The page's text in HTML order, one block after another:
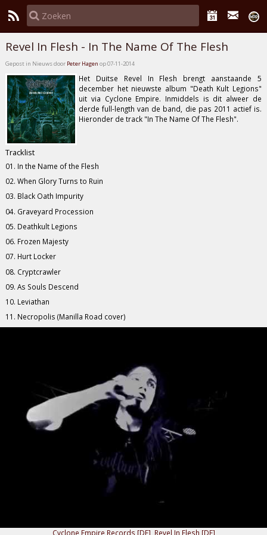
Revel In Flesh - In The Name Of The Flesh
Gepost in Nieuws door Peter Hagen op 07-11-2014
Het Duitse Revel In Flesh brengt aanstaande 5
december het nieuwste album "Death Kult Legions"
uit via Cyclone Empire. Inmiddels is dit alweer de
derde full-length van de band, die pas 2011 actief is.
Hieronder de track "In The Name Of The Flesh".
Tracklist
01. In the Name of the Flesh
02. When Glory Turns to Ruin
03. Black Oath Impurity
04. Graveyard Procession
05. Deathkult Legions
06. Frozen Majesty
07. Hurt Locker
08. Cryptcrawler
09. As Souls Descend
10. Leviathan
11. Necropolis (Manilla Road cover)
Cyclone Empire Records [DE] Revel In Flesh [DE]